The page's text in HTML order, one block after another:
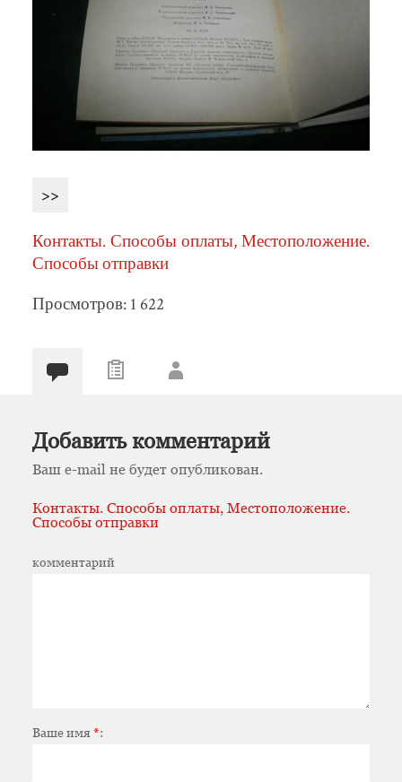
>>
Контакты. Способы оплаты, Местоположение.
Способы отправки
Просмотров: 1 622
Добавить комментарий
Ваш e-mail не будет опубликован.
Контакты. Способы оплаты, Местоположение.
Способы отправки
комментарий
Ваше имя*: